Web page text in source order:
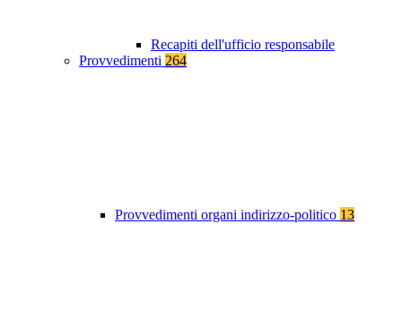
Recapiti dell'ufficio responsabile
Provvedimenti 264
Provvedimenti organi indirizzo-politico 13